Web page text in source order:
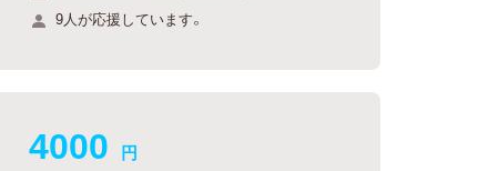
9人が応援しています。
4000 円